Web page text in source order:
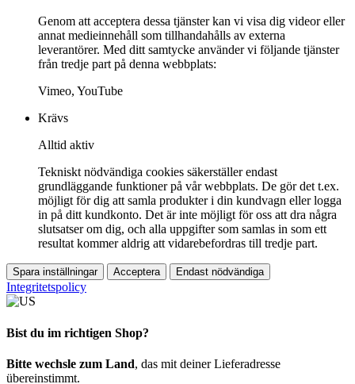
Genom att acceptera dessa tjänster kan vi visa dig videor eller
annat medieinnehåll som tillhandahålls av externa
leverantörer. Med ditt samtycke använder vi följande tjänster
från tredje part på denna webbplats:
Vimeo, YouTube
Krävs
Alltid aktiv
Tekniskt nödvändiga cookies säkerställer endast
grundläggande funktioner på vår webbplats. De gör det t.ex.
möjligt för dig att samla produkter i din kundvagn eller logga
in på ditt kundkonto. Det är inte möjligt för oss att dra några
slutsatser om dig, och alla uppgifter som samlas in som ett
resultat kommer aldrig att vidarebefordras till tredje part.
Spara inställningar Acceptera Endast nödvändiga
Integritetspolicy
Bist du im richtigen Shop?
Bitte wechsle zum Land, das mit deiner Lieferadresse
übereinstimmt.